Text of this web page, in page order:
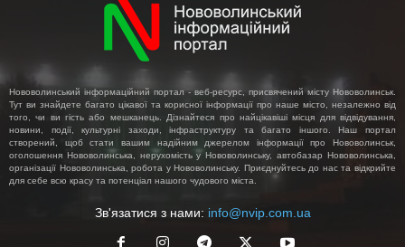
Нововолинський інформаційний портал - веб-ресурс, присвячений місту Нововолинськ.
Тут ви знайдете багато цікавої та корисної інформації про наше місто, незалежно від
того, чи ви гість або мешканець. Дізнайтеся про найцікавіші місця для відвідування,
новини, події, культурні заходи, інфраструктуру та багато іншого. Наш портал
створений, щоб стати вашим надійним джерелом інформації про Нововолинськ,
оголошення Нововолинська, нерухомість у Нововолинську, автобазар Нововолинська,
організації Нововолинська, робота у Нововолинську. Приєднуйтесь до нас та відкрийте
для себе всю красу та потенціал нашого чудового міста.
Зв'язатися з нами: info@nvip.com.ua